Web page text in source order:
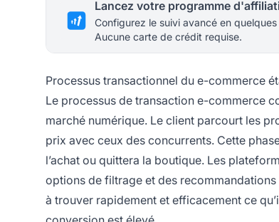
Configurez le suivi avancé en quelques
Aucune carte de crédit requise.
Processus transactionnel du e-commerce
Le processus de transaction e-commerce
marché numérique. Le client parcourt les
prix avec ceux des concurrents. Cette
l’achat ou quittera la boutique. Les
options de filtrage et des
à trouver rapidement et efficacement ce